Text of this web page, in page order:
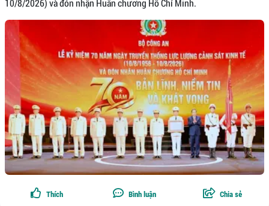
10/8/2026) và đón nhận Huân chương Hồ Chí Minh.
Thích Bình luận Chia sẻ